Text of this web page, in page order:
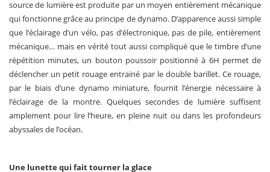
source de lumière est produite par un moyen entièrement mécanique
qui fonctionne grâce au principe de dynamo. D’apparence aussi simple
que l’éclairage d’un vélo, pas d’électronique, pas de pile, entièrement
mécanique… mais en vérité tout aussi compliqué que le timbre d’une
répétition minutes, un bouton poussoir positionné à 6H permet de
déclencher un petit rouage entrainé par le double barillet. Ce rouage,
par le biais d’une dynamo miniature, fournit l’énergie nécessaire à
l’éclairage de la montre. Quelques secondes de lumière suffisent
amplement pour lire l’heure, en pleine nuit ou dans les profondeurs
abyssales de l’océan.
Une lunette qui fait tourner la glace